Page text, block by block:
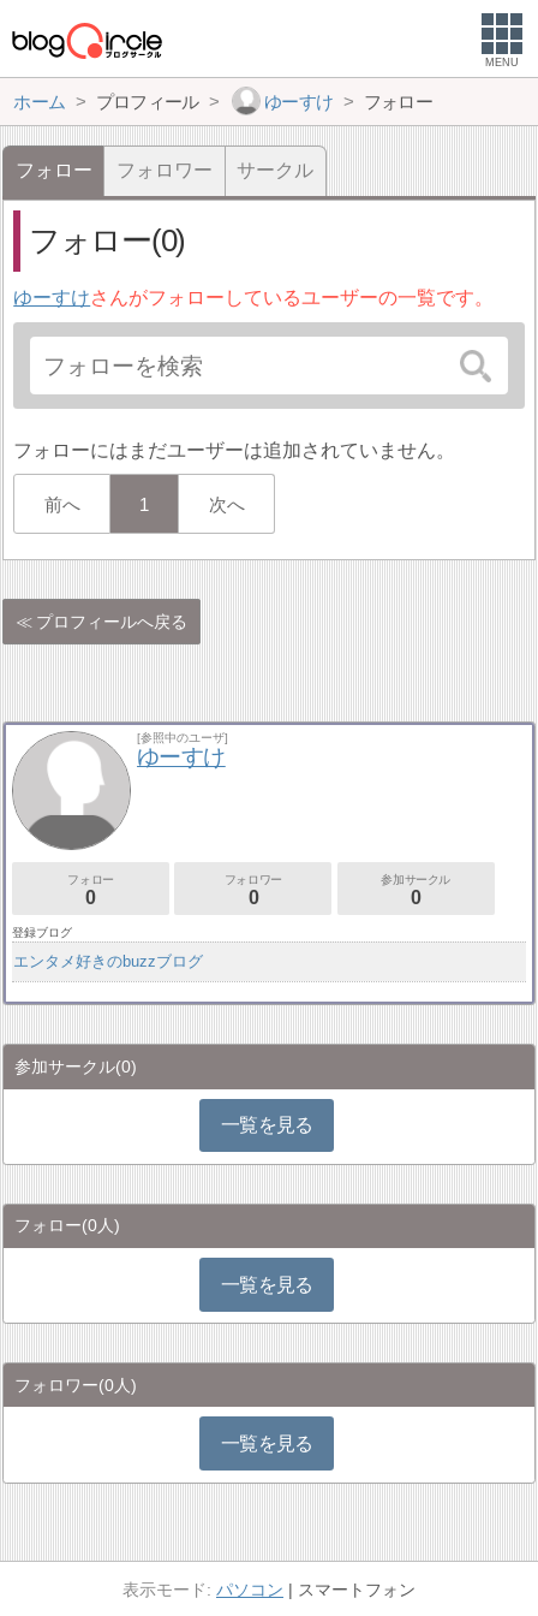
MENU
ホーム プロフィール ゆーすけ フォロー
フォロー フォロワー サークル
フォロー(0)
ゆーすけさんがフォローしているユーザーの一覧です。
フォローにはまだユーザーは追加されていません。
前へ 1 次へ
プロフィールへ戻る
[参照中のユーザ]
ゆーすけ
フォロー
0
フォロワー
0
参加サークル
0
登録ブログ
エンタメ好きのbuzzブログ
参加サークル(0)
一覧を見る
フォロー(0人)
一覧を見る
フォロワー(0人)
一覧を見る
パソコン スマートフォン